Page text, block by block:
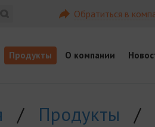
Обратиться в
Продукты О компании
/ Продукты /